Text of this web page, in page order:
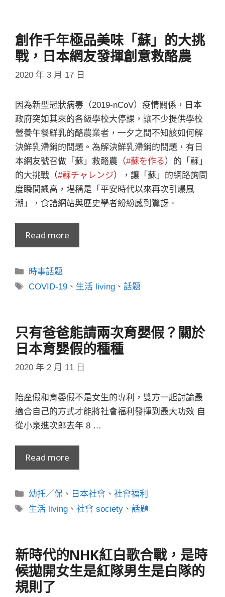
創作千年極品美味「蘇」的大挑
戰，日本網友發揮創意救酪農
2020 年 3 月 17 日
因為新型冠狀病毒（2019-nCoV）疫情關係，日本
政府突如其來的各級學校大停課，讓不少提供學校
營養午餐鮮乳的酪農業者，一夕之間不知該如何解
決鮮乳滯銷的問題。為解決鮮乳滯銷的問題，有日
本網友號召做「蘇」救酪農（#蘇を作る ）的「蘇」
的大挑戰（#蘇チャレンジ），讓「蘇」的網路詢問
度瞬間飆高，堪稱是「平安時代以來再次引爆風
潮」，食譜網站與歷史學者紛紛感到驚訝。
Read more
分
類
時事話題
標
COVID-19 、 生活 living 、話題
只有爸爸能請兩次育嬰假？關於
日本育嬰假的種種
2020 年 2 月 11 日
陪產假和育嬰假不是女生的專利，雙方一起討論最
適合自己的方式才能將社會福利發揮到最大功效 自
從小泉進次郎去年 8 …
Read more
分
類
幼托／保 、 日本社會 、社會福利
標
生活 living 、社會 society 、話題
新時代的NHK紅白歌合戰，是時
候拋開女生是紅隊男生是白隊的
規則了